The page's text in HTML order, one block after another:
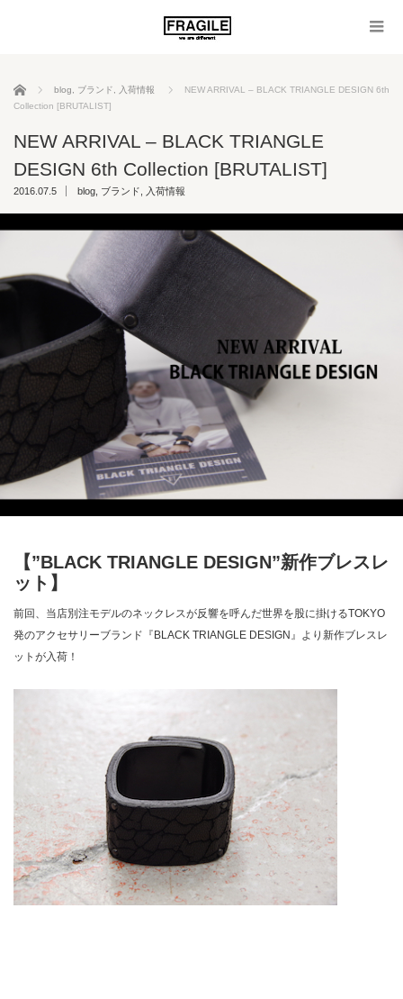
ホーム blog ブランド 入荷情報
NEW ARRIVAL – BLACK TRIANGLE DESIGN 6th
Collection [BRUTALIST]
NEW ARRIVAL – BLACK TRIANGLE
DESIGN 6th Collection [BRUTALIST]
2016.07.5 blog ブランド 入荷情報
【”BLACK TRIANGLE DESIGN”新作ブレスレ
ット】
前回、当店別注モデルのネックレスが反響を呼んだ世界を股に掛けるTOKYO
発のアクセサリーブランド『BLACK TRIANGLE DESIGN』より新作ブレスレ
ットが入荷！